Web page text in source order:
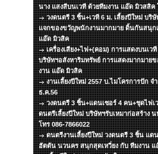
นาง แสงสีบนเวที ด้วยทีมงาน แอ๊ด มิวสสิค
วงดนตรี 3 ชิ้น+เวที 6 ม. เลี้ยงปีใหม่ บริ
แจกของขวัญพนักงานมากมาย ดิ้นกันสนุก
แอ๊ด มิวสิค
เครื่องเสียง+ไฟ+(คอม) การแสดงบนเว
บริษัทฯอสังหาริมทรัพย์ การแสดงมากมาย
งาน แอ๊ด มิวสิค
งานเลี้ยงปีใหม่ 2557 บ.ไมโครการปัก จ
ธ.ค.56
วงดนตรี 3 ชิ้น+แดนเซอร์ 4 คน+ชุดไฟเ
ดนตรีเลี้ยงปีใหม่ บริษัทฯรับเหมาก่อสร้าง
โทร 086-7866022
ดนตรีงานเลี้ยงปีใหม่ วงดนตรี 3 ชิ้น แด
ฮัตตัน นวนคร สนุกสุดเหวี่ยง กับ ทีมงาน แ